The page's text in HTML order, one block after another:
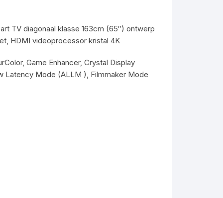
TV diagonaal klasse 163cm (65″) ontwerp
HDMI videoprocessor kristal 4K
Game Enhancer, Crystal Display
Latency Mode (ALLM ), Filmmaker Mode